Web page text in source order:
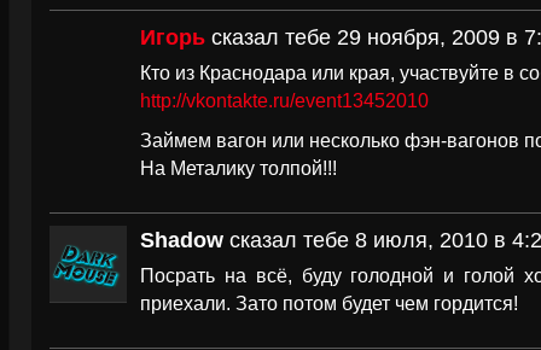
Игорь сказал тебе 29 ноября, 2009 в
Кто из Краснодара или края, участвуйте в
http://vkontakte.ru/event13452010
Займем вагон или несколько фэн-вагонов
На Металику толпой!!!
Shadow сказал тебе 8 июля, 2010 в
Посрать на всё, буду голодной и голой
приехали. Зато потом будет чем гордится!